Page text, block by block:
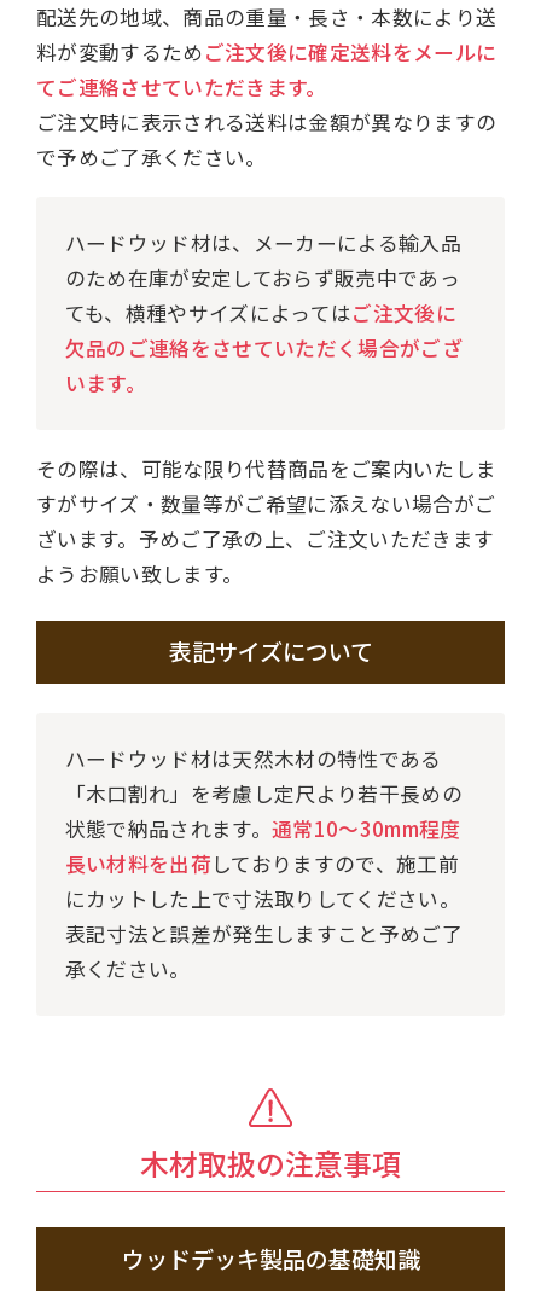
配送先の地域、商品の重量・長さ・本数により送
料が変動するため ご注文後に確定送料をメールに
てご連絡させていただきます。
ご注文時に表示される送料は金額が異なりますの
で予めご了承ください。
ハードウッド材は、メーカーによる輸入品
のため在庫が安定しておらず販売中であっ
ても、横種やサイズによってはご注文後に
欠品のご連絡をさせていただく場合がござ
います。
その際は、可能な限り代替商品をご案内いたしま
すがサイズ・数量等がご希望に添えない場合がご
ざいます。予めご了承の上、ご注文いただきます
ようお願い致します。
表記サイズについて
ハードウッド材は天然木材の特性である
「木口割れ」を考慮し定尺より若干長めの
状態で納品されます。通常10～30mm程度
長い材料を出荷 しておりますので、施工前
にカットした上で寸法取りしてください。
表記寸法と誤差が発生しますこと予めご了
承ください。
木材取扱の注意事項
ウッドデッキ製品の基礎知識